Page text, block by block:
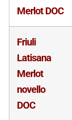
Merlot DOC
Friuli
Latisana
Merlot
novello
DOC